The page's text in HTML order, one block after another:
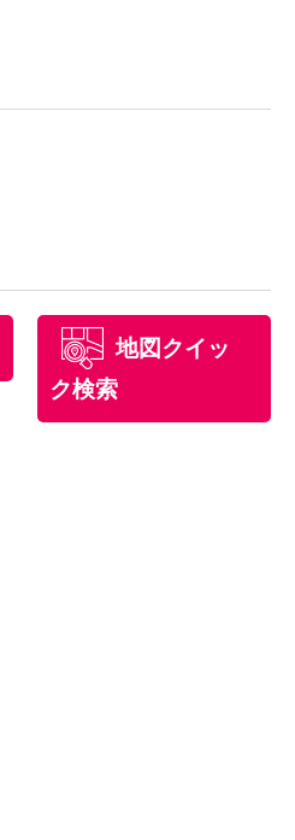
地図クイッ
ク検索